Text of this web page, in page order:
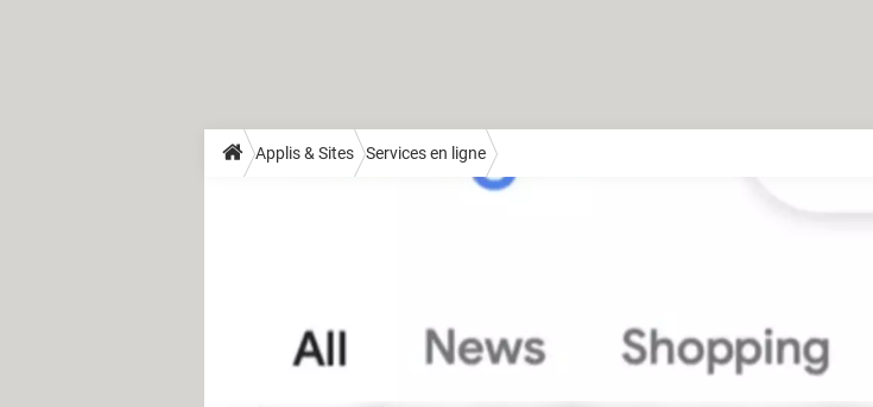
Applis & Sites Services en ligne